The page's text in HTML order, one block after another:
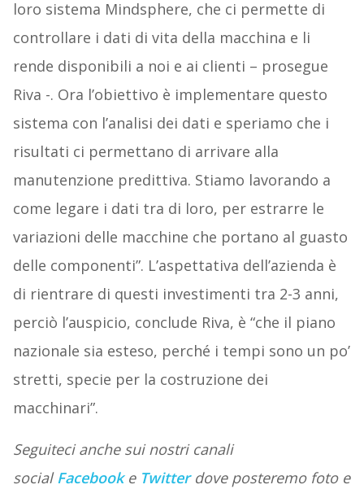
loro sistema Mindsphere, che ci permette di
controllare i dati di vita della macchina e li
rende disponibili a noi e ai clienti – prosegue
Riva -. Ora l’obiettivo è implementare questo
sistema con l’analisi dei dati e speriamo che i
risultati ci permettano di arrivare alla
manutenzione predittiva. Stiamo lavorando a
come legare i dati tra di loro, per estrarre le
variazioni delle macchine che portano al guasto
delle componenti”. L’aspettativa dell’azienda è
di rientrare di questi investimenti tra 2-3 anni,
perciò l’auspicio, conclude Riva, è “che il piano
nazionale sia esteso, perché i tempi sono un po’
stretti, specie per la costruzione dei
macchinari”.
Seguiteci anche sui nostri canali
socialFacebooke Twitterdove posteremo foto e